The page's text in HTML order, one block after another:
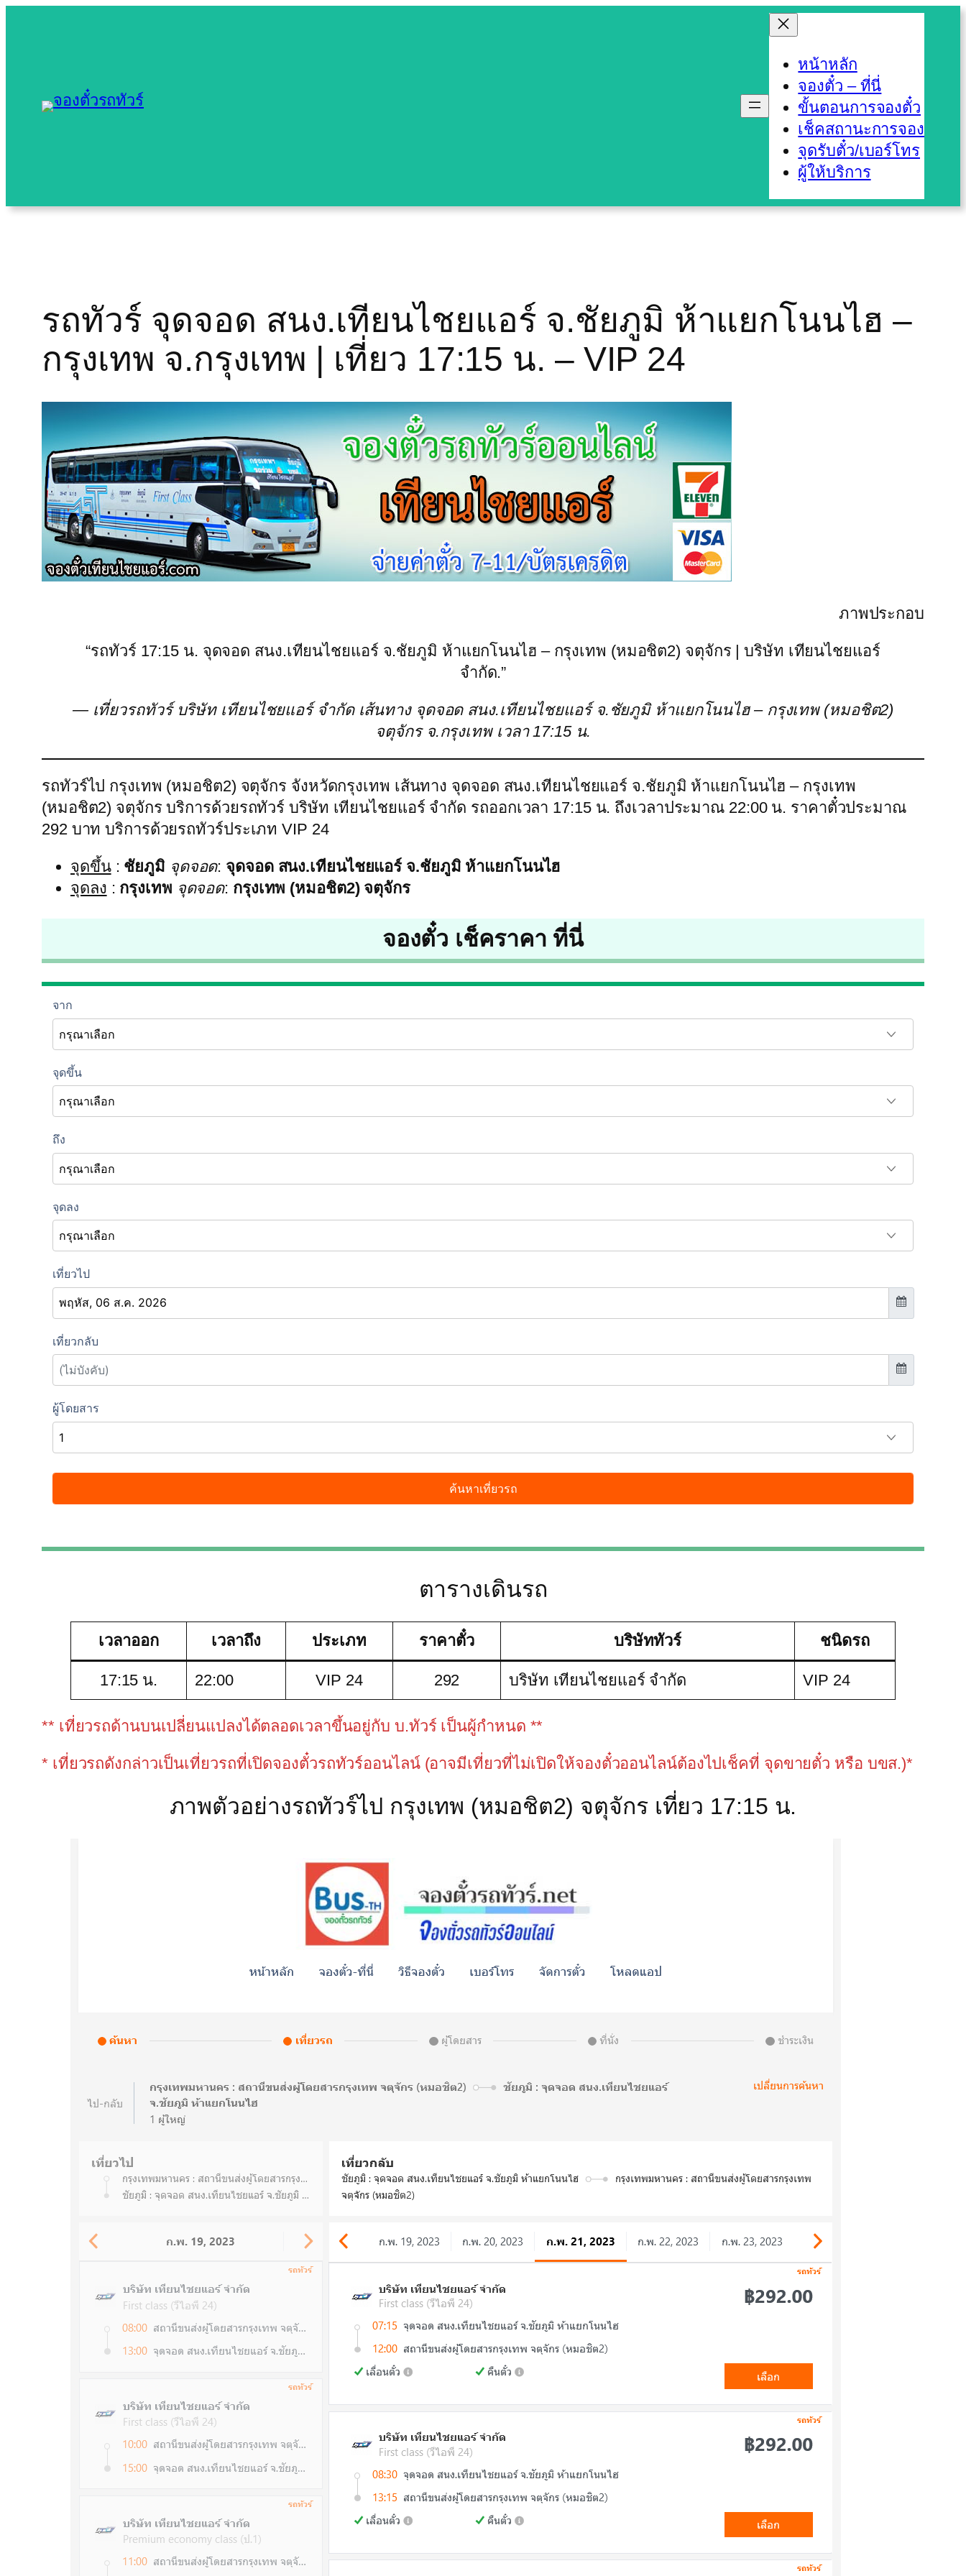
หน้าหลัก
จองตั๋ว – ที่นี่
ขั้นตอนการจองตั๋ว
เช็คสถานะการจอง
จุดรับตั๋ว/เบอร์โทร
ผู้ให้บริการ
รถทัวร์ จุดจอด สนง.เทียนไชยแอร์ จ.ชัยภูมิ ห้าแยกโนนไฮ –
กรุงเทพ จ.กรุงเทพ | เที่ยว 17:15 น. – VIP 24
ภาพประกอบ
“รถทัวร์ 17:15 น. จุดจอด สนง.เทียนไชยแอร์ จ.ชัยภูมิ ห้าแยกโนนไฮ – กรุงเทพ (หมอชิต2) จตุจักร | บริษัท เทียนไชยแอร์
จำกัด.”
— เที่ยวรถทัวร์ บริษัท เทียนไชยแอร์ จำกัด เส้นทาง จุดจอด สนง.เทียนไชยแอร์ จ.ชัยภูมิ ห้าแยกโนนไฮ – กรุงเทพ (หมอชิต2)
จตุจักร จ.กรุงเทพ เวลา 17:15 น.
รถทัวร์ไป กรุงเทพ (หมอชิต2) จตุจักร จังหวัดกรุงเทพ เส้นทาง จุดจอด สนง.เทียนไชยแอร์ จ.ชัยภูมิ ห้าแยกโนนไฮ – กรุงเทพ
(หมอชิต2) จตุจักร บริการด้วยรถทัวร์ บริษัท เทียนไชยแอร์ จำกัด รถออกเวลา 17:15 น. ถึงเวลาประมาณ 22:00 น. ราคาตั๋วประมาณ
292 บาท บริการด้วยรถทัวร์ประเภท VIP 24
จุดขึ้น: ชัยภูมิ จุดจอด: จุดจอด สนง.เทียนไชยแอร์ จ.ชัยภูมิ ห้าแยกโนนไฮ
จุดลง : กรุงเทพ จุดจอด: กรุงเทพ (หมอชิต2) จตุจักร
จองตั๋ว เช็คราคา ที่นี่
ตารางเดินรถ
เวลาออก เวลาถึง ประเภท ราคาตั๋ว บริษัททัวร์ ชนิดรถ
17:15 น. 22:00 VIP 24 292 บริษัท เทียนไชยแอร์ จำกัด VIP 24
** เที่ยวรถด้านบนเปลี่ยนแปลงได้ตลอดเวลาขึ้นอยู่กับ บ.ทัวร์ เป็นผู้กำหนด **
* เที่ยวรถดังกล่าวเป็นเที่ยวรถที่เปิดจองตั๋วรถทัวร์ออนไลน์ (อาจมีเที่ยวที่ไม่เปิดให้จองตั๋วออนไลน์ต้องไปเช็คที่ จุดขายตั๋ว หรือ บขส.)*
ภาพตัวอย่างรถทัวร์ไป กรุงเทพ (หมอชิต2) จตุจักร เที่ยว 17:15 น.